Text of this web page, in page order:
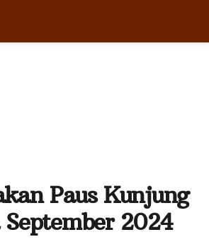
Paus Kunjung
2024